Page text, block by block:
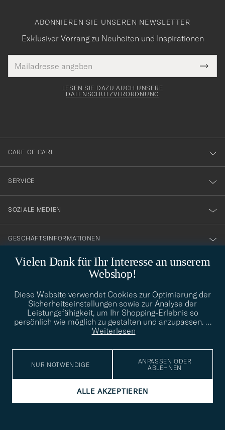
Vielen Dank für Ihr Interesse an unserem
Webshop!
Diese Website verwendet Cookies zur Optimierung der
Sicherheitseinstellungen sowie zur Analyse der
Leistungsfähigkeit, um Ihr Shopping-Erlebnis so
persönlich wie möglich zu gestalten und anzupassen. …
Weiterlesen
NUR NOTWENDIGE
ANPASSEN ODER
ABLEHNEN
ALLE AKZEPTIEREN
ABONNIEREN SIE UNSEREN NEWSLETTER
Exklusiver Vorrang zu Neuheiten und Inspirationen
Mail
Adresse
Tack
för
dig
till
vårt
nyhetsbrev!
LESEN SIE DAZU AUCH UNSERE
DATENSCHUTZVERORDNUNG
CARE OF CARL
SERVICE
SOZIALE MEDIEN
GESCHÄFTSINFORMATIONEN
info@careofcarl.de
Benötigen Sie Hilfe bei der Suche nach Ihrem persönlichen Stil?
Wenden Sie sich an uns, wir helfen Ihnen gerne weiter!
STILBERATUNG